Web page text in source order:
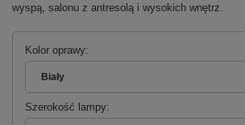
wyspą, salonu z antresolą i wysokich wnętrz.
Kolor oprawy
Biały
Szerokość lampy